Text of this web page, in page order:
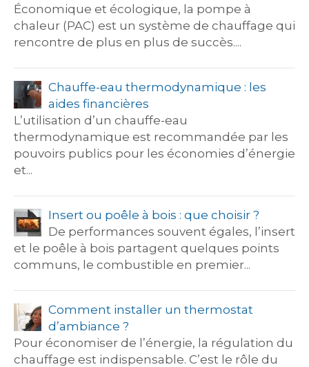
Économique et écologique, la pompe à
chaleur (PAC) est un système de chauffage qui
rencontre de plus en plus de succès....
Chauffe-eau thermodynamique : les
aides financières
L’utilisation d’un chauffe-eau
thermodynamique est recommandée par les
pouvoirs publics pour les économies d’énergie
et...
Insert ou poêle à bois : que choisir ?
De performances souvent égales, l’insert
et le poêle à bois partagent quelques points
communs, le combustible en premier...
Comment installer un thermostat
d’ambiance ?
Pour économiser de l’énergie, la régulation du
chauffage est indispensable. C’est le rôle du